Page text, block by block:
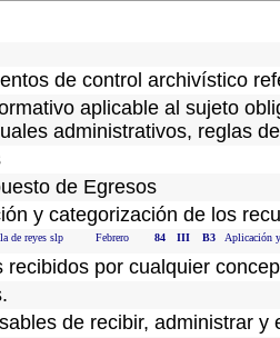
de control archivístico
aplicable al sujeto
administrativos, reglas
de Egresos
y categorización de los
de reyes slp Febrero 84 III B3 Aplicación
recibidos por cualquier
de recibir, administrar y